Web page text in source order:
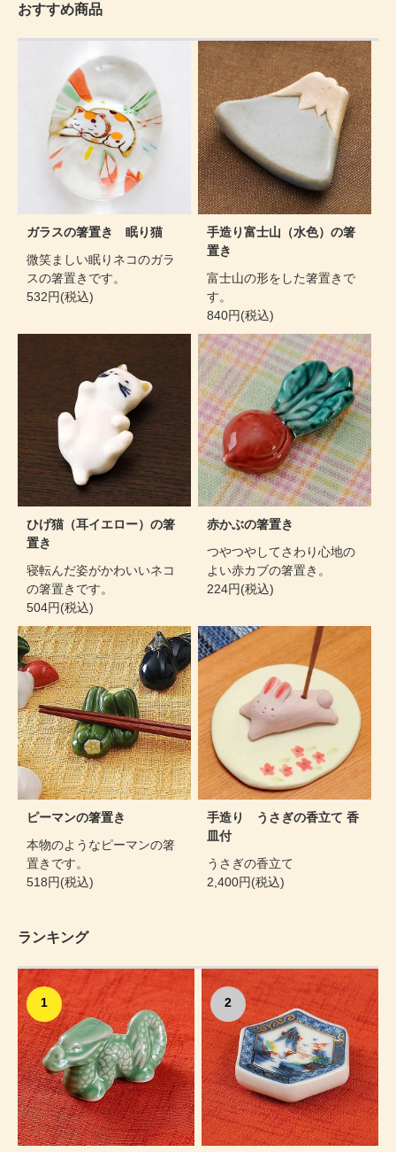
おすすめ商品
ガラスの箸置き 眠り猫
微笑ましい眠りネコのガラ
スの箸置きです。
532円(税込)
手造り富士山（水色）の箸
置き
富士山の形をした箸置きで
す。
840円(税込)
ひげ猫（耳イエロー）の箸
置き
寝転んだ姿がかわいいネコ
の箸置きです。
504円(税込)
赤かぶの箸置き
つやつやしてさわり心地の
よい赤カブの箸置き。
224円(税込)
ピーマンの箸置き
本物のようなピーマンの箸
置きです。
518円(税込)
手造り うさぎの香立て 香
皿付
うさぎの香立て
2,400円(税込)
ランキング
1 2